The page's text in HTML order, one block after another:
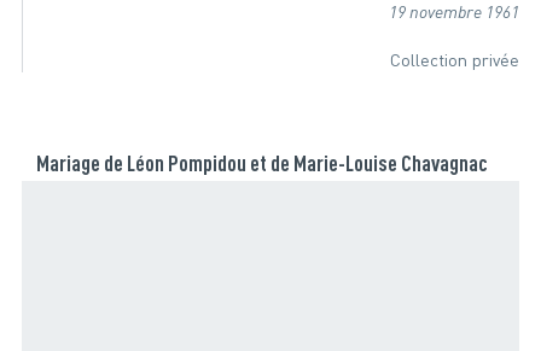
19 novembre 1961
Collection privée
Mariage de Léon Pompidou et de Marie-Louise Chavagnac